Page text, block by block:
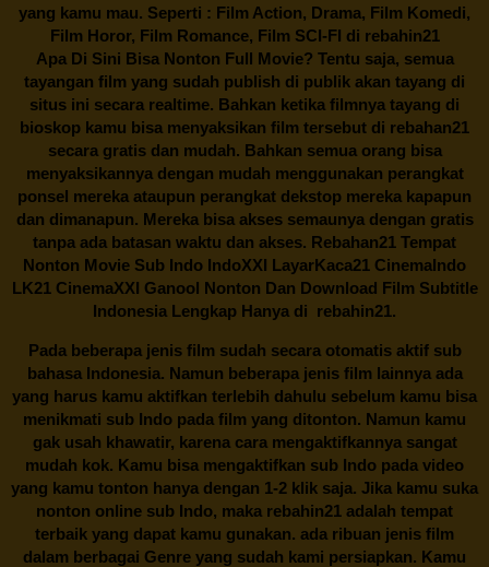
yang kamu mau. Seperti : Film Action, Drama, Film Komedi,
Film Horor, Film Romance, Film SCI-FI di rebahin21
Apa Di Sini Bisa Nonton Full Movie? Tentu saja, semua
tayangan film yang sudah publish di publik akan tayang di
situs ini secara realtime. Bahkan ketika filmnya tayang di
bioskop kamu bisa menyaksikan film tersebut di rebahan21
secara gratis dan mudah. Bahkan semua orang bisa
menyaksikannya dengan mudah menggunakan perangkat
ponsel mereka ataupun perangkat dekstop mereka kapapun
dan dimanapun. Mereka bisa akses semaunya dengan gratis
tanpa ada batasan waktu dan akses. Rebahan21 Tempat
Nonton Movie Sub Indo IndoXXI LayarKaca21 CinemaIndo
LK21 CinemaXXI Ganool Nonton Dan Download Film Subtitle
Indonesia Lengkap Hanya di rebahin21.
Pada beberapa jenis film sudah secara otomatis aktif sub
bahasa Indonesia. Namun beberapa jenis film lainnya ada
yang harus kamu aktifkan terlebih dahulu sebelum kamu bisa
menikmati sub Indo pada film yang ditonton. Namun kamu
gak usah khawatir, karena cara mengaktifkannya sangat
mudah kok. Kamu bisa mengaktifkan sub Indo pada video
yang kamu tonton hanya dengan 1-2 klik saja. Jika kamu suka
nonton online sub Indo, maka rebahin21 adalah tempat
terbaik yang dapat kamu gunakan. ada ribuan jenis film
dalam berbagai Genre yang sudah kami persiapkan. Kamu